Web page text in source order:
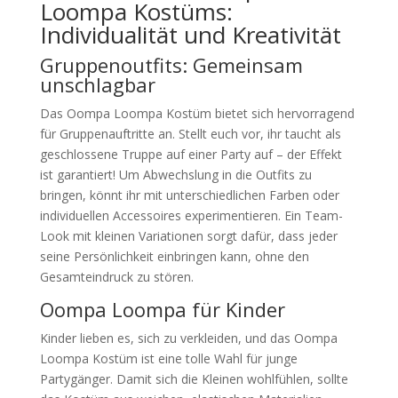
Loompa Kostüms:
Individualität und Kreativität
Gruppenoutfits: Gemeinsam
unschlagbar
Das Oompa Loompa Kostüm bietet sich hervorragend
für Gruppenauftritte an. Stellt euch vor, ihr taucht als
geschlossene Truppe auf einer Party auf – der Effekt
ist garantiert! Um Abwechslung in die Outfits zu
bringen, könnt ihr mit unterschiedlichen Farben oder
individuellen Accessoires experimentieren. Ein Team-
Look mit kleinen Variationen sorgt dafür, dass jeder
seine Persönlichkeit einbringen kann, ohne den
Gesamteindruck zu stören.
Oompa Loompa für Kinder
Kinder lieben es, sich zu verkleiden, und das Oompa
Loompa Kostüm ist eine tolle Wahl für junge
Partygänger. Damit sich die Kleinen wohlfühlen, sollte